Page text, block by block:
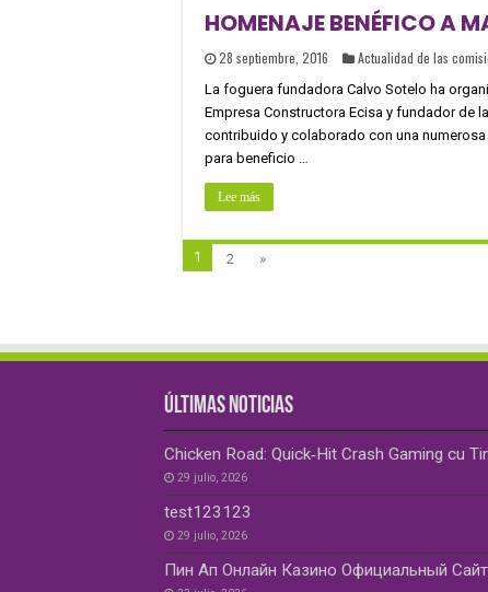
HOMENAJE BENÉFICO A
28 septiembre, 2016 Actualidad de las
La foguera fundadora Calvo Sotelo ha
Empresa Constructora Ecisa y fundador de
contribuido y colaborado con una
para beneficio …
Lee más
1 2 »
ÚLTIMAS NOTICIAS
Chicken Road: Quick‑Hit Crash Gaming cu
29 julio, 2026
test123123
29 julio, 2026
Пин Ап Онлайн Казино Официальный